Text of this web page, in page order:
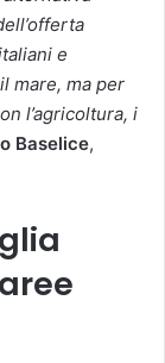
e
mare, ma per
l’agricoltura, i
Baselice,